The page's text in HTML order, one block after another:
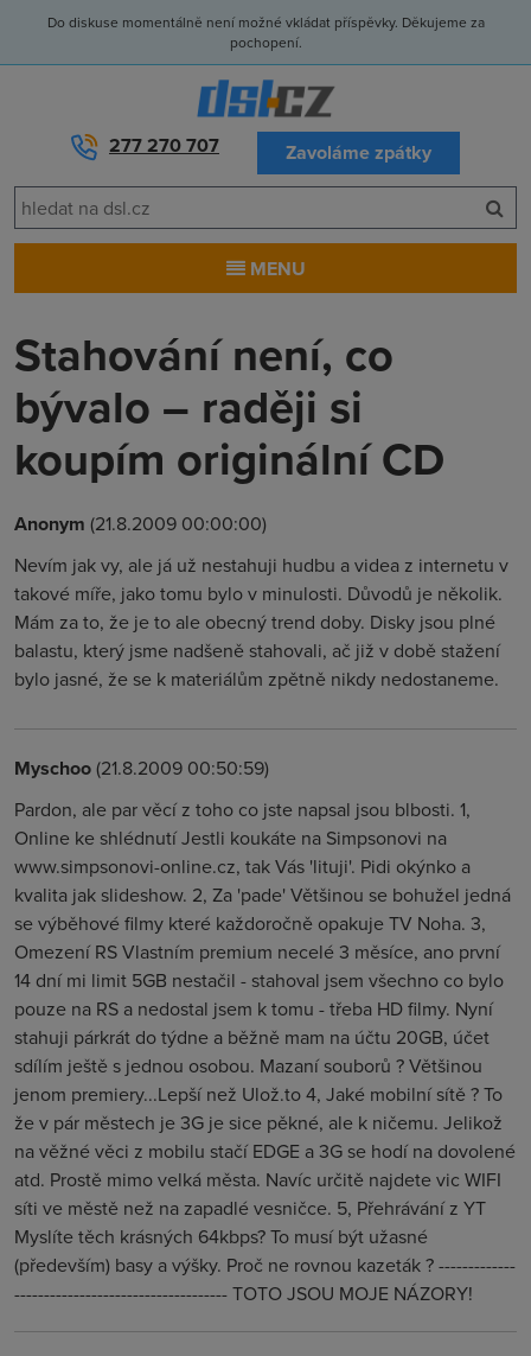
Do diskuse momentálně není možné vkládat příspěvky. Děkujeme za
pochopení.
277 270 707 Zavoláme zpátky
MENU
Stahování není, co
bývalo – raději si
koupím originální CD
Anonym (21.8.2009 00:00:00)
Nevím jak vy, ale já už nestahuji hudbu a videa z internetu v
takové míře, jako tomu bylo v minulosti. Důvodů je několik.
Mám za to, že je to ale obecný trend doby. Disky jsou plné
balastu, který jsme nadšeně stahovali, ač již v době stažení
bylo jasné, že se k materiálům zpětně nikdy nedostaneme.
Myschoo(21.8.2009 00:50:59)
Pardon, ale par věcí z toho co jste napsal jsou blbosti. 1,
Online ke shlédnutí Jestli koukáte na Simpsonovi na
www.simpsonovi-online.cz, tak Vás 'lituji'. Pidi okýnko a
kvalita jak slideshow. 2, Za 'pade' Většinou se bohužel jedná
se výběhové filmy které každoročně opakuje TV Noha. 3,
Omezení RS Vlastním premium necelé 3 měsíce, ano první
14 dní mi limit 5GB nestačil - stahoval jsem všechno co bylo
pouze na RS a nedostal jsem k tomu - třeba HD filmy. Nyní
stahuji párkrát do týdne a běžně mam na účtu 20GB, účet
sdílím ještě s jednou osobou. Mazaní souborů ? Většinou
jenom premiery...Lepší než Ulož.to 4, Jaké mobilní sítě ? To
že v pár městech je 3G je sice pěkné, ale k ničemu. Jelikož
na věžné věci z mobilu stačí EDGE a 3G se hodí na dovolené
atd. Prostě mimo velká města. Navíc určitě najdete vic WIFI
síti ve městě než na zapadlé vesničce. 5, Přehrávání z YT
Myslíte těch krásných 64kbps? To musí být užasné
(především) basy a výšky. Proč ne rovnou kazeták ? -------------
------------------------------------ TOTO JSOU MOJE NÁZORY!